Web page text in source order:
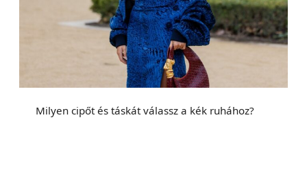
Milyen cipőt és táskát válassz a kék ruhához?